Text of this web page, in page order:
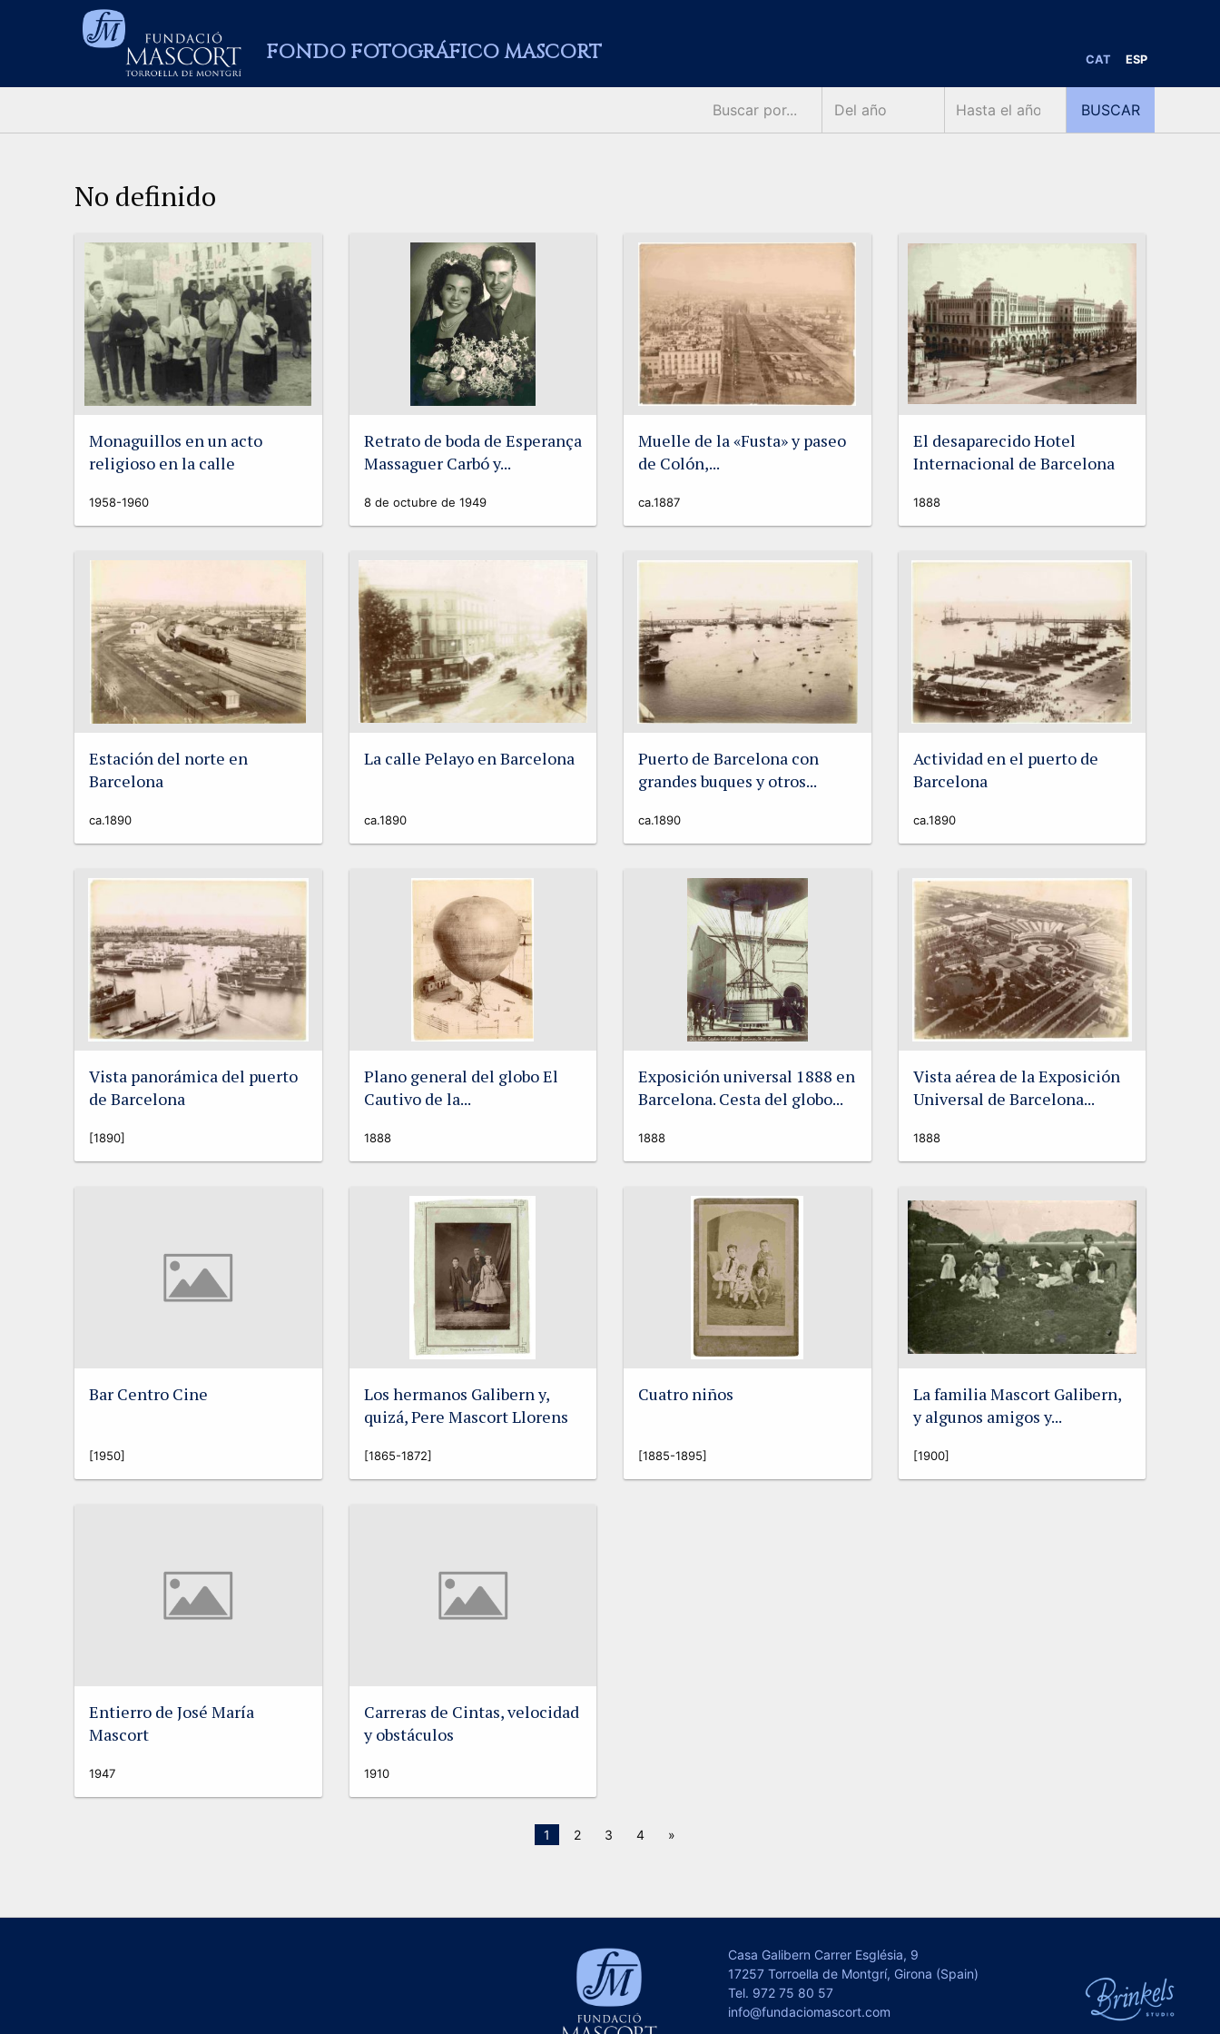
FONDO FOTOGRÁFICO MASCORT CAT ESP
No definido
Monaguillos en un acto
religioso en la calle
1958-1960
Retrato de boda de Esperança
Massaguer Carbó y...
8 de octubre de 1949
Muelle de la «Fusta» y paseo
de Colón,...
ca.1887
El desaparecido Hotel
Internacional de Barcelona
1888
Estación del norte en
Barcelona
ca.1890
La calle Pelayo en Barcelona
ca.1890
Puerto de Barcelona con
grandes buques y otros...
ca.1890
Actividad en el puerto de
Barcelona
ca.1890
Vista panorámica del puerto
de Barcelona
[1890]
Plano general del globo El
Cautivo de la...
1888
Exposición universal 1888 en
Barcelona. Cesta del globo...
1888
Vista aérea de la Exposición
Universal de Barcelona...
1888
Bar Centro Cine
[1950]
Los hermanos Galibern y,
quizá, Pere Mascort Llorens
[1865-1872]
Cuatro niños
[1885-1895]
La familia Mascort Galibern,
y algunos amigos y...
[1900]
Entierro de José María
Mascort
1947
Carreras de Cintas, velocidad
y obstáculos
1910
1 2 3 4 »
Casa Galibern Carrer Església, 9
17257 Torroella de Montgrí, Girona (Spain)
Tel. 972 75 80 57
info@fundaciomascort.com